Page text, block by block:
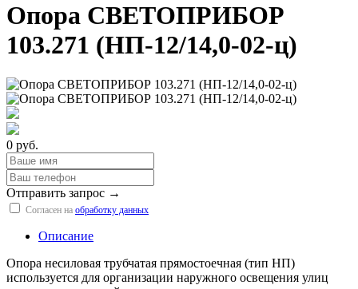
Опора СВЕТОПРИБОР
103.271 (НП-12/14,0-02-ц)
0 руб.
Отправить запрос →
Согласен на обработку данных
Описание
Опора несиловая трубчатая прямостоечная (тип НП)
используется для организации наружного освещения улиц